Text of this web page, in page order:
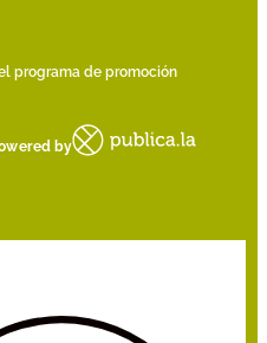
programa de promoción
by